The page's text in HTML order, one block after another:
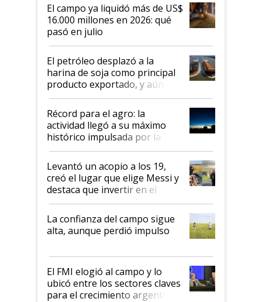
El campo ya liquidó más de US$
16.000 millones en 2026: qué
pasó en julio
El petróleo desplazó a la
harina de soja como principal
producto exportado, y aún así
el agro aportó casi seis de cada
diez dólares y sostuvo el
liderazgo en un semestre
récord
Récord para el agro: la
actividad llegó a su máximo
histórico impulsada por la
cosecha y las exportaciones
Levantó un acopio a los 19,
creó el lugar que elige Messi y
destaca que invertir en el
kirchnerismo era como "darle
plata a un hijo para droga":
Juan Félix Rossetti, el libertario
que de una dura crisis salió
de Milei
La confianza del campo sigue
alta, aunque perdió impulso
El FMI elogió al campo y lo
ubicó entre los sectores claves
para el crecimiento argentino